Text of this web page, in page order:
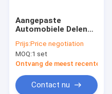
Nieuws
Verzoek om een Citaat
Aangepaste
Automobiele Delen
Vormen Machine
MZ1400MD
Prijs:Price negotiation
MOQ:1 set
Ontvang de meest recente Prijs
Contact nu